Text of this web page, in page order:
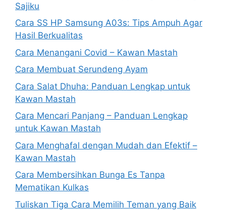
Sajiku
Cara SS HP Samsung A03s: Tips Ampuh Agar
Hasil Berkualitas
Cara Menangani Covid – Kawan Mastah
Cara Membuat Serundeng Ayam
Cara Salat Dhuha: Panduan Lengkap untuk
Kawan Mastah
Cara Mencari Panjang – Panduan Lengkap
untuk Kawan Mastah
Cara Menghafal dengan Mudah dan Efektif –
Kawan Mastah
Cara Membersihkan Bunga Es Tanpa
Mematikan Kulkas
Tuliskan Tiga Cara Memilih Teman yang Baik